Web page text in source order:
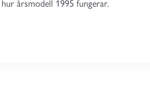
årsmodell 1995 fungerar.